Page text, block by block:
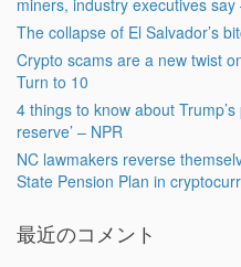
miners, industry executives
The collapse of El Salvador’s
Crypto scams are a new twist
Turn to 10
4 things to know about
reserve’ – NPR
NC lawmakers reverse
State Pension Plan in
最近のコメント